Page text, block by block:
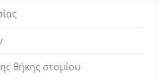
θήκης στομίου